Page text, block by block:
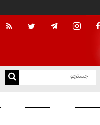
کشور است